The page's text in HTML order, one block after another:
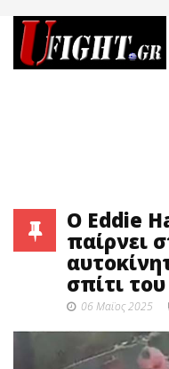
O Eddie
παίρνει
σπίτι
06 Μαϊος 2025